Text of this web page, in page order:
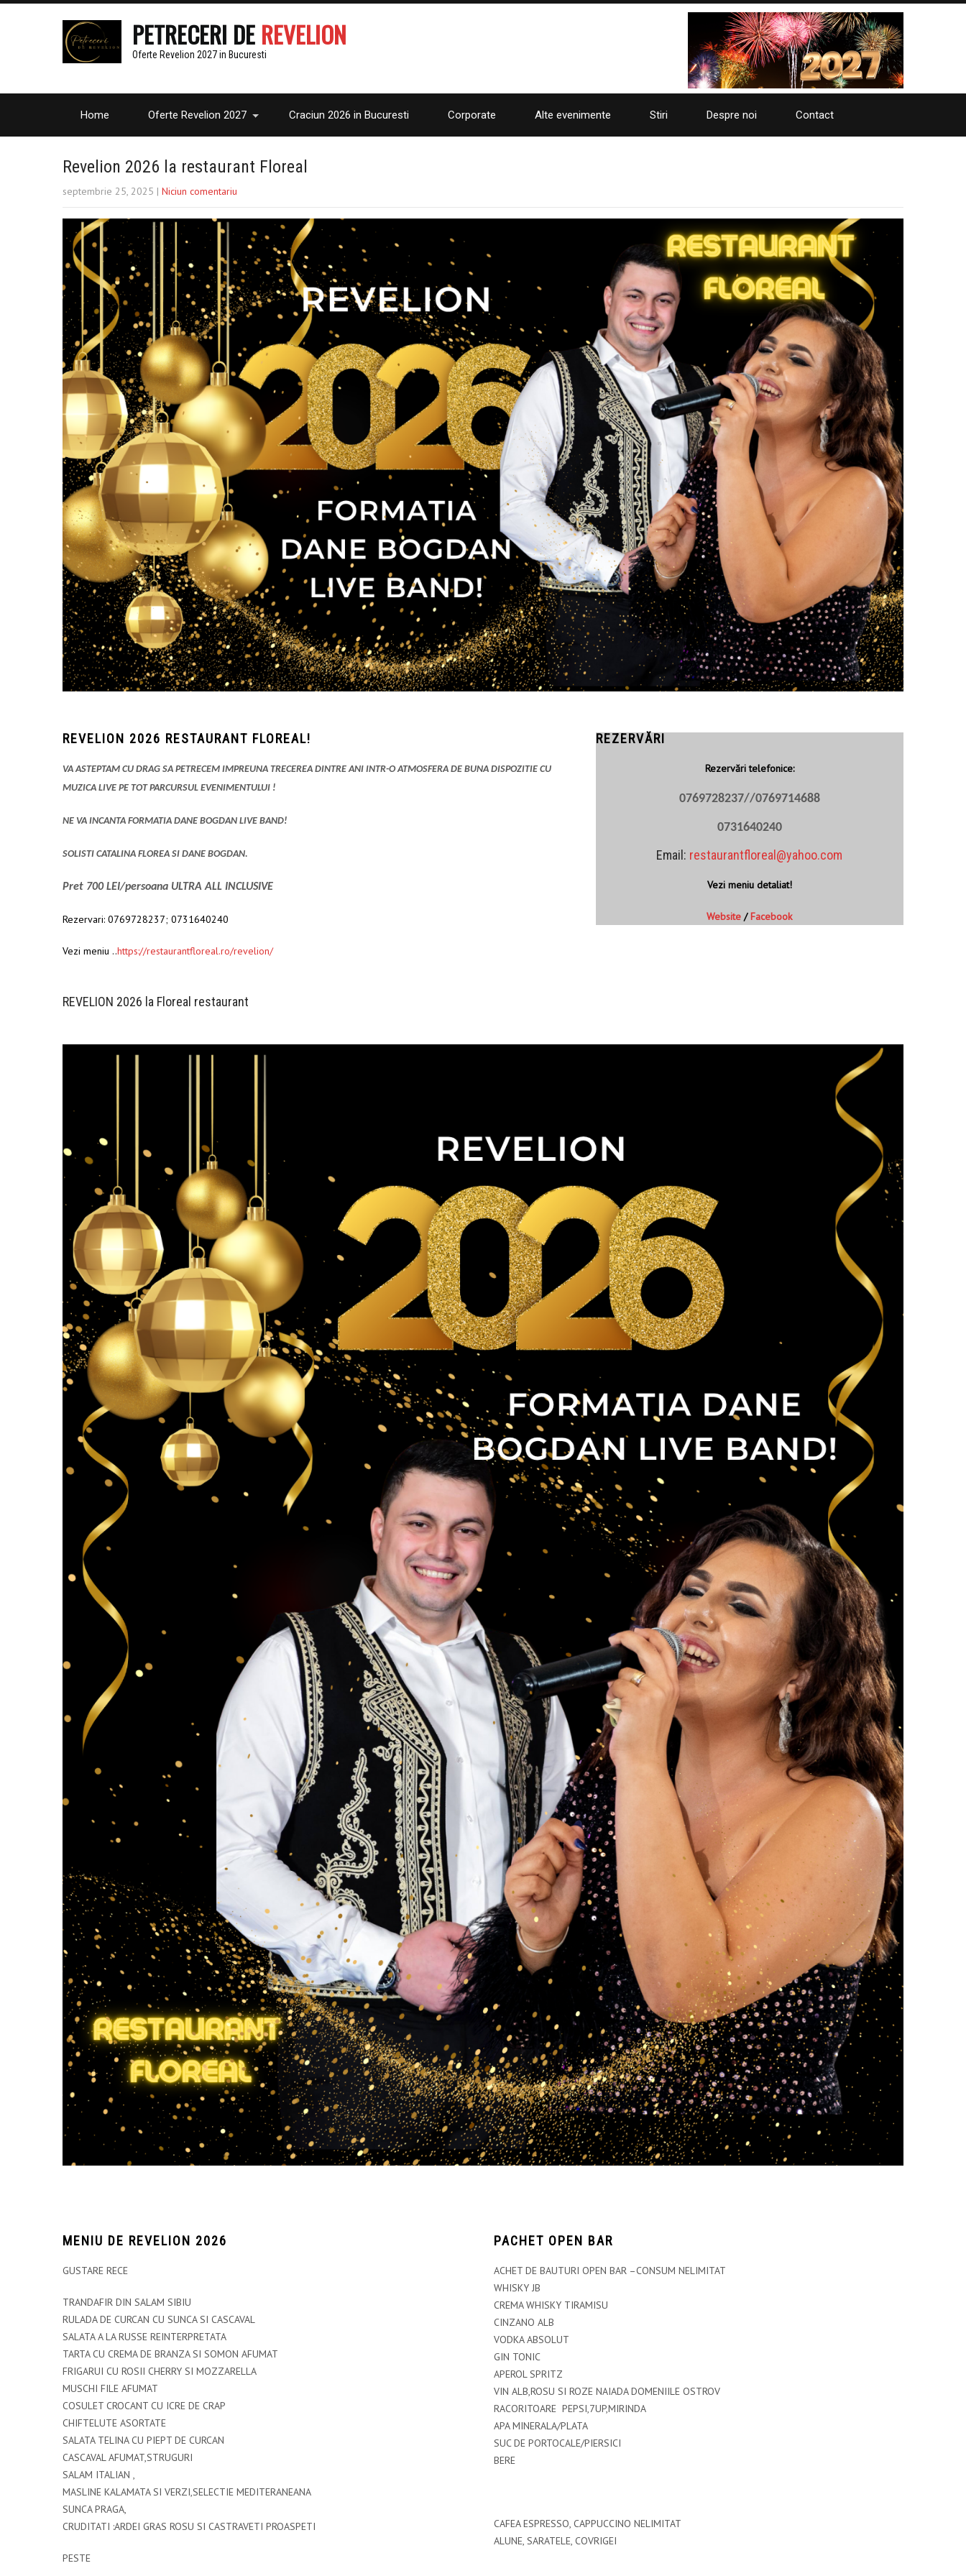
PETRECERI DE REVELION
Oferte Revelion 2027 in Bucuresti
Home Oferte Revelion 2027 Craciun 2026 in Bucuresti Corporate Alte evenimente Stiri Despre noi Contact
Revelion 2026 la restaurant Floreal
septembrie 25, 2025 | Niciun comentariu
REVELION 2026 RESTAURANT FLOREAL!
VA ASTEPTAM CU DRAG SA PETRECEM IMPREUNA TRECEREA DINTRE ANI INTR-O ATMOSFERA DE BUNA DISPOZITIE CU
MUZICA LIVE PE TOT PARCURSUL EVENIMENTULUI !
NE VA INCANTA FORMATIA DANE BOGDAN LIVE BAND!
SOLISTI CATALINA FLOREA SI DANE BOGDAN.
Pret 700 LEI/persoana ULTRA ALL INCLUSIVE
Rezervari: 0769728237; 0731640240
Vezi meniu ..https://restaurantfloreal.ro/revelion/
REZERVĂRI
Rezervări telefonice:
0769728237//0769714688
0731640240
Email: restaurantfloreal@yahoo.com
Vezi meniu detaliat!
Website /Facebook
REVELION 2026 la Floreal restaurant
MENIU DE REVELION 2026
GUSTARE RECE
TRANDAFIR DIN SALAM SIBIU
RULADA DE CURCAN CU SUNCA SI CASCAVAL
SALATA A LA RUSSE REINTERPRETATA
TARTA CU CREMA DE BRANZA SI SOMON AFUMAT
FRIGARUI CU ROSII CHERRY SI MOZZARELLA
MUSCHI FILE AFUMAT
COSULET CROCANT CU ICRE DE CRAP
CHIFTELUTE ASORTATE
SALATA TELINA CU PIEPT DE CURCAN
CASCAVAL AFUMAT,STRUGURI
SALAM ITALIAN ,
MASLINE KALAMATA SI VERZI,SELECTIE MEDITERANEANA
SUNCA PRAGA,
CRUDITATI :ARDEI GRAS ROSU SI CASTRAVETI PROASPETI
PESTE
PACHET OPEN BAR
ACHET DE BAUTURI OPEN BAR –CONSUM NELIMITAT
WHISKY JB
CREMA WHISKY TIRAMISU
CINZANO ALB
VODKA ABSOLUT
GIN TONIC
APEROL SPRITZ
VIN ALB,ROSU SI ROZE NAIADA DOMENIILE OSTROV
RACORITOARE PEPSI,7UP,MIRINDA
APA MINERALA/PLATA
SUC DE PORTOCALE/PIERSICI
BERE
CAFEA ESPRESSO, CAPPUCCINO NELIMITAT
ALUNE, SARATELE, COVRIGEI